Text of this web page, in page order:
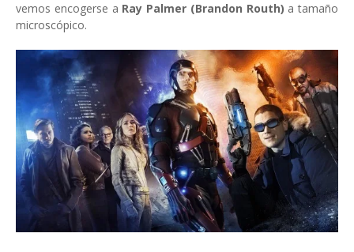
vemos encogerse a Ray Palmer (Brandon Routh) a tamaño
microscópico.